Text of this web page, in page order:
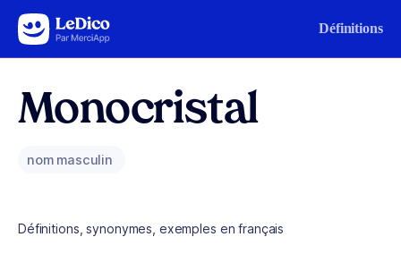
Aller au contenu Définitions
Monocristal
nom masculin
Définitions, synonymes, exemples en français